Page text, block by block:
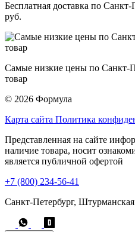
Бесплатная доставка по
руб.
Самые низкие цены по Санкт-
товар
© 2026 Формула
Карта сайта Политика
Представленная на сайте
наличие товара, носит
является публичной офертой
+7 (800) 234-56-41
Санкт-Петербург,